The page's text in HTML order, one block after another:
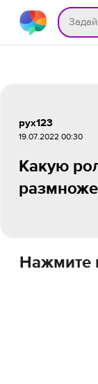
рух123
19.07.2022 00:30
Какую
Нажмите